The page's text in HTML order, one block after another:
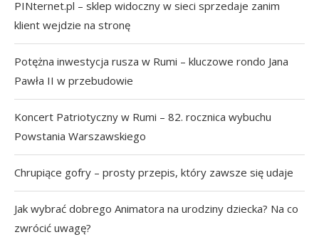
PINternet.pl – sklep widoczny w sieci sprzedaje zanim
klient wejdzie na stronę
Potężna inwestycja rusza w Rumi – kluczowe rondo Jana
Pawła II w przebudowie
Koncert Patriotyczny w Rumi – 82. rocznica wybuchu
Powstania Warszawskiego
Chrupiące gofry – prosty przepis, który zawsze się udaje
Jak wybrać dobrego Animatora na urodziny dziecka? Na co
zwrócić uwagę?